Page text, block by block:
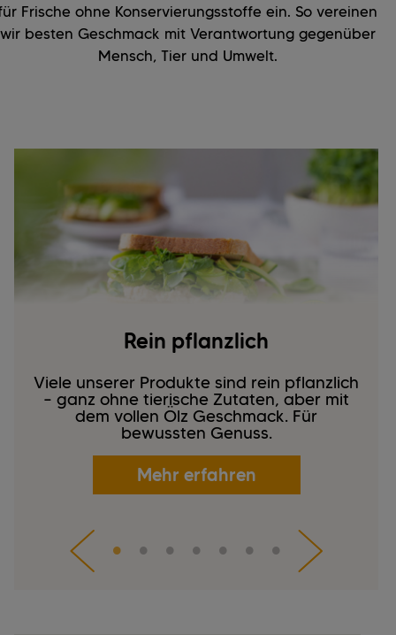
Frische ohne Konservierungsstoffe ein. So vereinen
wir besten Geschmack mit Verantwortung gegenüber
Mensch, Tier und Umwelt.
Rein pflanzlich
Viele unserer Produkte sind rein pflanzlich
– ganz ohne tierische Zutaten, aber mit
dem vollen Ölz Geschmack. Für
bewussten Genuss.
Mehr erfahren